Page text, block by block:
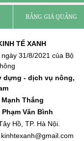
BẢNG GIÁ QUẢNG
TẾ XANH
31/8/2021 của Bộ
dựng - dịch vụ nông,
Thắng
Văn Bình
Hồ, TP. Hà Nội.